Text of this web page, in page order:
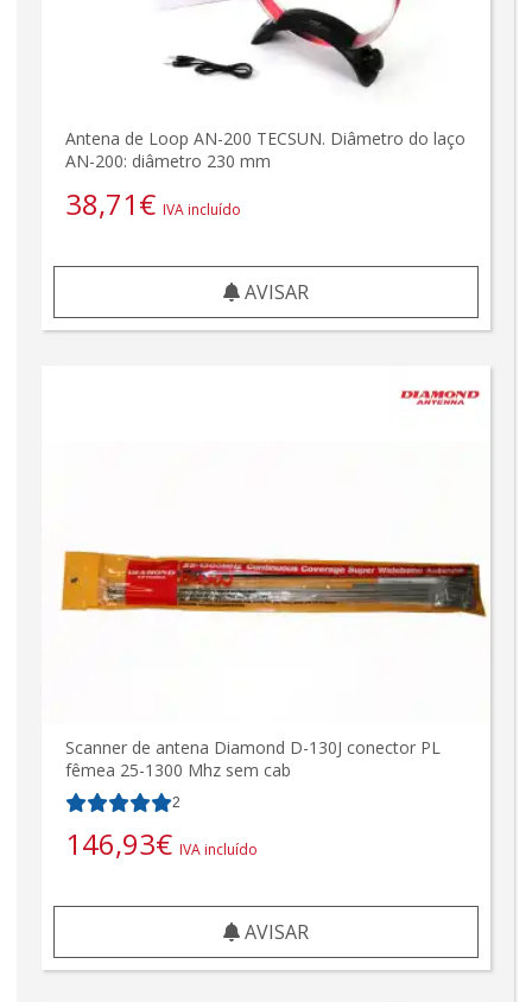
Antena de Loop AN-200 TECSUN. Diâmetro do laço
AN-200: diâmetro 230 mm
38,71€ IVA incluído
AVISAR
Scanner de antena Diamond D-130J conector PL
fêmea 25-1300 Mhz sem cab
2
146,93€ IVA incluído
AVISAR